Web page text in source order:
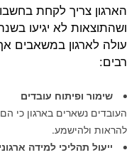
הארגון צריך לקחת
ושהתוצאות לא יגיעו
עולה לארגון במשאבים
רבים:
שימור ופיתוח עובדים
העובדים נשארים בארגון כי
להראות ולהישמע.
ייעול תהליכי למידה